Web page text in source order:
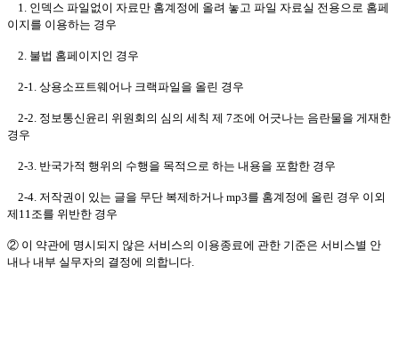
1. 인덱스 파일없이 자료만 홈계정에 올려 놓고 파일 자료실 전용으로 홈페
이지를 이용하는 경우
2. 불법 홈페이지인 경우
2-1. 상용소프트웨어나 크랙파일을 올린 경우
2-2. 정보통신윤리 위원회의 심의 세칙 제 7조에 어긋나는 음란물을 게재한
경우
2-3. 반국가적 행위의 수행을 목적으로 하는 내용을 포함한 경우
2-4. 저작권이 있는 글을 무단 복제하거나 mp3를 홈계정에 올린 경우 이외
제11조를 위반한 경우
② 이 약관에 명시되지 않은 서비스의 이용종료에 관한 기준은 서비스별 안
내나 내부 실무자의 결정에 의합니다.